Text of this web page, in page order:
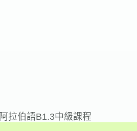
阿拉伯語B1.3中級課程